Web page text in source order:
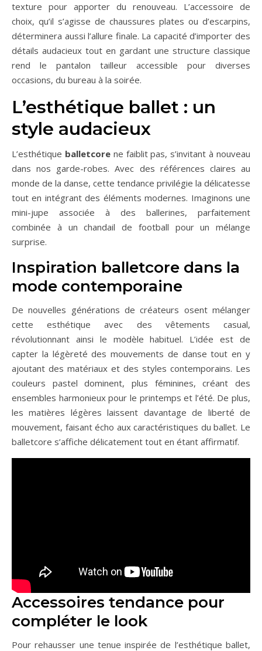
texture pour apporter du renouveau. L’accessoire de
choix, qu’il s’agisse de chaussures plates ou d’escarpins,
déterminera aussi l’allure finale. La capacité d’importer des
détails audacieux tout en gardant une structure classique
rend le pantalon tailleur accessible pour diverses
occasions, du bureau à la soirée.
L’esthétique ballet : un
style audacieux
L’esthétique balletcorene faiblit pas, s’invitant à nouveau
dans nos garde-robes. Avec des références claires au
monde de la danse, cette tendance privilégie la délicatesse
tout en intégrant des éléments modernes. Imaginons une
mini-jupe associée à des ballerines, parfaitement
combinée à un chandail de football pour un mélange
surprise.
Inspiration balletcore dans la
mode contemporaine
De nouvelles générations de créateurs osent mélanger
cette esthétique avec des vêtements casual,
révolutionnant ainsi le modèle habituel. L’idée est de
capter la légèreté des mouvements de danse tout en y
ajoutant des matériaux et des styles contemporains. Les
couleurs pastel dominent, plus féminines, créant des
ensembles harmonieux pour le printemps et l’été. De plus,
les matières légères laissent davantage de liberté de
mouvement, faisant écho aux caractéristiques du ballet. Le
balletcore s’affiche délicatement tout en étant affirmatif.
Accessoires tendance pour
compléter le look
Pour rehausser une tenue inspirée de l’esthétique ballet,